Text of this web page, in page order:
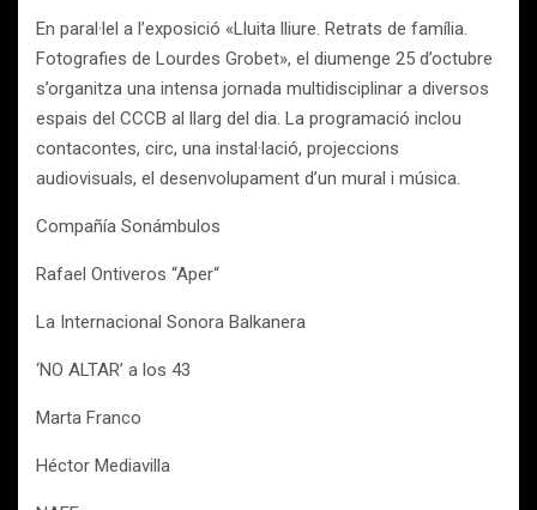
En paral·lel a l’exposició «Lluita lliure. Retrats de família.
Fotografies de Lourdes Grobet», el diumenge 25 d’octubre
s’organitza una intensa jornada multidisciplinar a diversos
espais del CCCB al llarg del dia. La programació inclou
contacontes, circ, una instal·lació, projeccions
audiovisuals, el desenvolupament d’un mural i música.
Compañía Sonámbulos
Rafael Ontiveros “Aper“
La Internacional Sonora Balkanera
‘NO ALTAR’ a los 43
Marta Franco
Héctor Mediavilla